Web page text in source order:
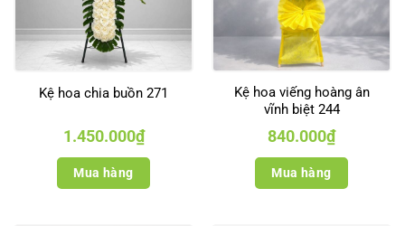
Kệ hoa chia buồn 271
1.450.000₫
Mua hàng
Kệ hoa viếng hoàng ân
vĩnh biệt 244
840.000₫
Mua hàng